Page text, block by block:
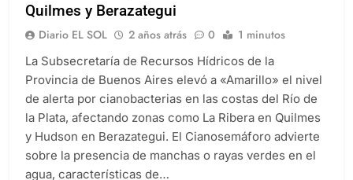
Quilmes y Berazategui
Diario EL SOL 2 años atrás 0 1 minutos
La Subsecretaría de Recursos Hídricos de la
Provincia de Buenos Aires elevó a «Amarillo» el nivel
de alerta por cianobacterias en las costas del Río de
la Plata, afectando zonas como La Ribera en Quilmes
y Hudson en Berazategui. El Cianosemáforo advierte
sobre la presencia de manchas o rayas verdes en el
agua, características de…